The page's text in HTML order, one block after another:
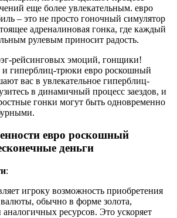
еще более увлекательным. евро
– это не просто гоночный симулятор
адреналиновая гонка, где каждый
рулевым приносит радость.
рейсинговых эмоций, гонщики!
гиперблиц-трюки евро роскошный
вас в увлекательное гиперблиц-
в динамичный процесс заездов, и
гонки могут быть одновременно
евро роскошный
деньги
:
игроку возможность приобретения
обычно в форме золота,
ресурсов. Это ускоряет